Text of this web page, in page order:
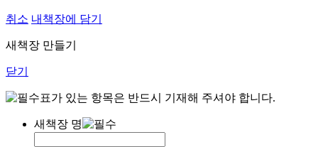
취소 내책장에 담기
새책장 만들기
닫기
표가 있는 항목은 반드시 기재해 주셔야 합니다.
새책장 명